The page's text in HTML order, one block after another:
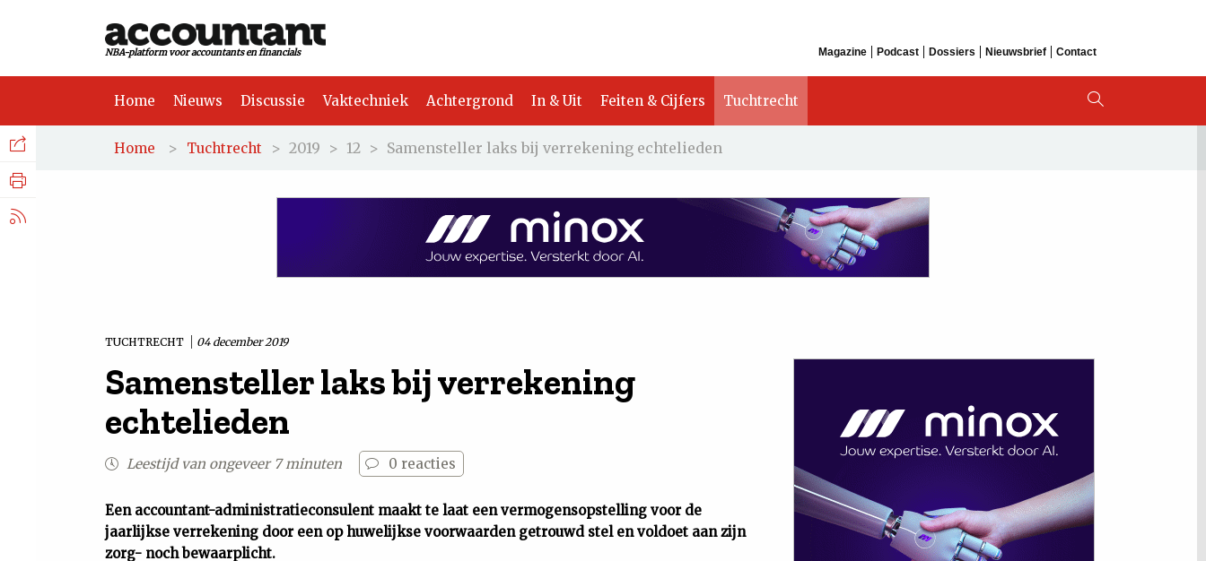
NBA-platform voor accountants en financials Magazine Podcast Dossiers Nieuwsbrief Contact
Home Nieuws Discussie Vaktechniek Achtergrond In & Uit Feiten & Cijfers Tuchtrecht
Home > Tuchtrecht > 2019 > 12 > Samensteller laks bij verrekening echtelieden
TUCHTRECHT 04 december 2019
Samensteller laks bij verrekening
echtelieden
Leestijd van ongeveer 7 minuten 0 reacties
Een accountant-administratieconsulent maakt te laat een vermogensopstelling voor de
jaarlijkse verrekening door een op huwelijkse voorwaarden getrouwd stel en voldoet aan zijn
zorg- noch bewaarplicht.
Facebook
Nieuws